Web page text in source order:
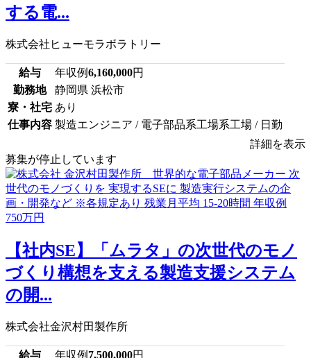
する電...
株式会社ヒューモラボラトリー
給与 年収例6,160,000円
勤務地
静岡県 浜松市
寮・社宅 あり
仕事内容 製造エンジニア / 電子部品系工場系工場 / 日勤
詳細を表示
募集が停止しています
【社内SE】「ムラタ」の次世代のモノ
づくり構想を支える製造支援システム
の開...
株式会社金沢村田製作所
給与 年収例 7,500,000円